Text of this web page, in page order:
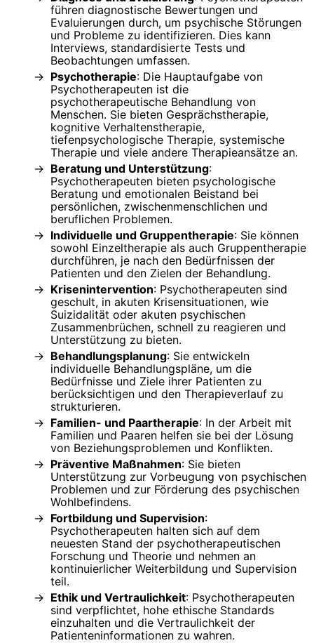
führen diagnostische Bewertungen und
Evaluierungen durch, um psychische Störungen
und Probleme zu identifizieren. Dies kann
Interviews, standardisierte Tests und
Beobachtungen umfassen.
Psychotherapie: Die Hauptaufgabe von
Psychotherapeuten ist die
psychotherapeutische Behandlung von
Menschen. Sie bieten Gesprächstherapie,
kognitive Verhaltenstherapie,
tiefenpsychologische Therapie, systemische
Therapie und viele andere Therapieansätze an.
Beratung und Unterstützung:
Psychotherapeuten bieten psychologische
Beratung und emotionalen Beistand bei
persönlichen, zwischenmenschlichen und
beruflichen Problemen.
Individuelle und Gruppentherapie: Sie können
sowohl Einzeltherapie als auch Gruppentherapie
durchführen, je nach den Bedürfnissen der
Patienten und den Zielen der Behandlung.
Krisenintervention: Psychotherapeuten sind
geschult, in akuten Krisensituationen, wie
Suizidalität oder akuten psychischen
Zusammenbrüchen, schnell zu reagieren und
Unterstützung zu bieten.
Behandlungsplanung: Sie entwickeln
individuelle Behandlungspläne, um die
Bedürfnisse und Ziele ihrer Patienten zu
berücksichtigen und den Therapieverlauf zu
strukturieren.
Familien- und Paartherapie: In der Arbeit mit
Familien und Paaren helfen sie bei der Lösung
von Beziehungsproblemen und Konflikten.
Präventive Maßnahmen: Sie bieten
Unterstützung zur Vorbeugung von psychischen
Problemen und zur Förderung des psychischen
Wohlbefindens.
Fortbildung und Supervision:
Psychotherapeuten halten sich auf dem
neuesten Stand der psychotherapeutischen
Forschung und Theorie und nehmen an
kontinuierlicher Weiterbildung und Supervision
teil.
Ethik und Vertraulichkeit: Psychotherapeuten
sind verpflichtet, hohe ethische Standards
einzuhalten und die Vertraulichkeit der
Patienteninformationen zu wahren.